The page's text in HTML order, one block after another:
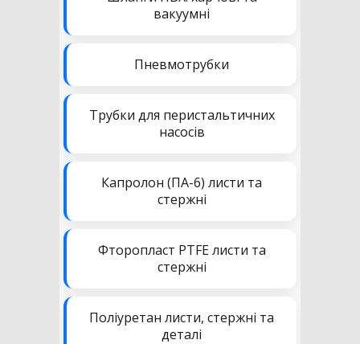
вакуумні
Пневмотрубки
Трубки для перистальтичних
насосів
Капролон (ПА-6) листи та
стержні
Фторопласт PTFE листи та
стержні
Поліуретан листи, стержні та
деталі